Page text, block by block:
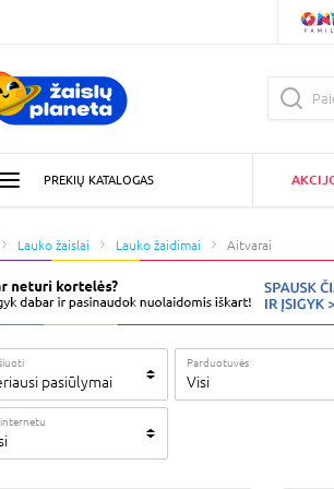
PREKIŲ KATALOGAS
Lauko žaislai Lauko žaidimai Aitvarai
pasiūlymai
Parduotuvės
Visi
internetu